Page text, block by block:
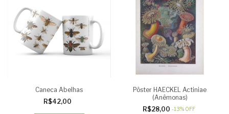
Caneca Abelhas
R$42,00
Pôster HAECKEL Actiniae
(Anêmonas)
R$28,00 -13% OFF